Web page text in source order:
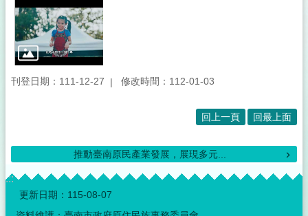
刊登日期：111-12-27 修改時間：112-01-03
回上一頁 回最上面
推動臺南原民產業發展，展現多元...
:::
更新日期： 115-08-07